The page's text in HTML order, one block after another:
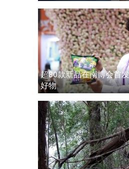
超80款新品在南博会首
好物